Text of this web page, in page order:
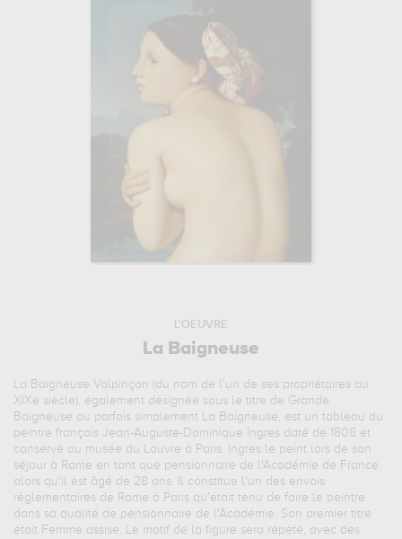
L'OEUVRE
La Baigneuse
La Baigneuse Valpinçon (du nom de l'un de ses propriétaires au
XIXe siècle), également désignée sous le titre de Grande
Baigneuse ou parfois simplement La Baigneuse, est un tableau du
peintre français Jean-Auguste-Dominique Ingres daté de 1808 et
conservé au musée du Louvre à Paris. Ingres le peint lors de son
séjour à Rome en tant que pensionnaire de l'Académie de France,
alors qu'il est âgé de 28 ans. Il constitue l'un des envois
réglementaires de Rome à Paris qu'était tenu de faire le peintre
dans sa qualité de pensionnaire de l'Académie. Son premier titre
était Femme assise. Le motif de la figure sera répété, avec des